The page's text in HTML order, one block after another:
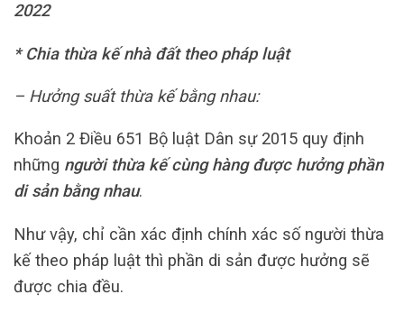
2022
* Chia thừa kế nhà đất theo pháp luật
– Hưởng suất thừa kế bằng nhau:
Khoản 2 Điều 651 Bộ luật Dân sự 2015 quy định
những người thừa kế cùng hàng được hưởng phần
di sản bằng nhau.
Như vậy, chỉ cần xác định chính xác số người thừa
kế theo pháp luật thì phần di sản được hưởng sẽ
được chia đều.